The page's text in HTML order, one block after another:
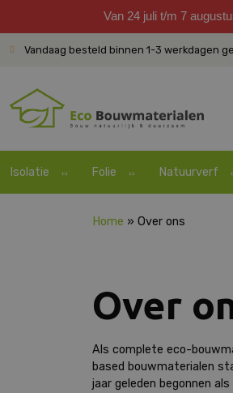
Van 24 juli t/m 7
Vandaag besteld binnen 1-3 werkdagen
Isolatie Folie Natuurverf
Home » Over ons
Over
Als complete eco-
based bouwmaterialen
jaar geleden begonnen